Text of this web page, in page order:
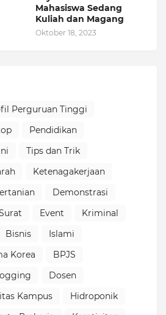
Mahasiswa Sedang
Kuliah dan Magang
Oktober 18, 2023
Perguruan Tinggi
Pendidikan
Tips dan Trik
Ketenagakerjaan
Demonstrasi
Event
Kriminal
Bisnis
Islami
Korea
BPJS
Dosen
Kampus
Hidroponik